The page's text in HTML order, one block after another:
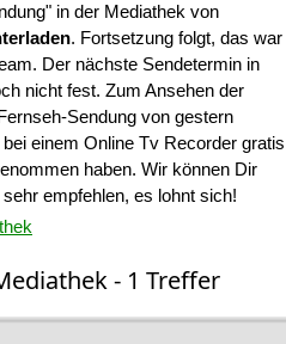
in der Mediathek von
. Fortsetzung folgt, das war
Der nächste Sendetermin in
nicht fest. Zum Ansehen der
Sendung von gestern
einem Online Tv Recorder gratis
haben. Wir können Dir
empfehlen, es lohnt sich!
- 1 Treffer